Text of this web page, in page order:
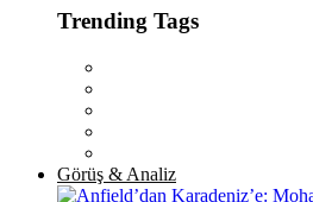
Trending Tags
Görüş & Analiz